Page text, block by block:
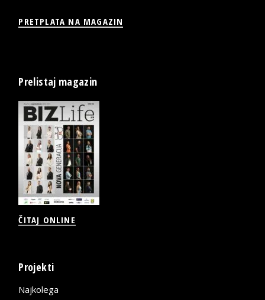
PRETPLATA NA MAGAZIN
Prelistaj magazin
ČITAJ ONLINE
Projekti
Najkolega